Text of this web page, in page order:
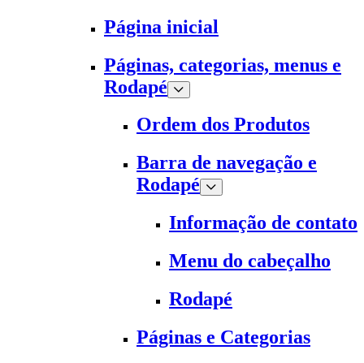
Página inicial
Páginas, categorias, menus e
Rodapé
Ordem dos Produtos
Barra de navegação e
Rodapé
Informação de contato
Menu do cabeçalho
Rodapé
Páginas e Categorias